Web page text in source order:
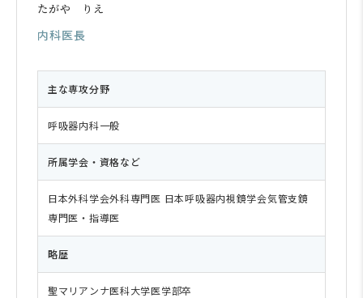
たがや りえ
内科医長
主な専攻分野
呼吸器内科一般
所属学会・資格など
日本外科学会外科専門医 日本呼吸器内視鏡学会気管支鏡
専門医・指導医
略歴
聖マリアンナ医科大学医学部卒